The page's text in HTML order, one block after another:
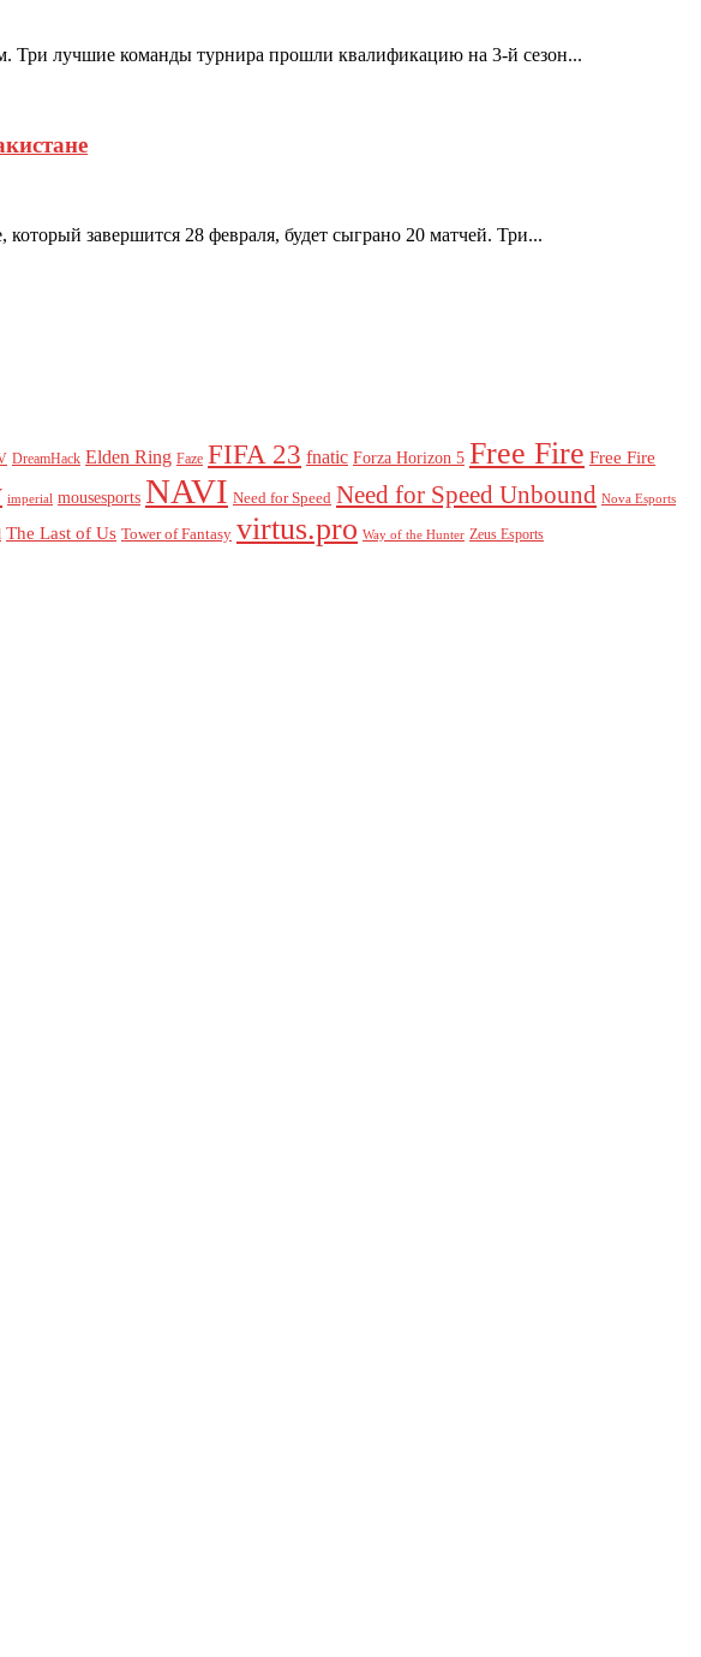
Три лучшие команды турнира прошли квалификацию на 3-й сезон...
завершится 28 февраля, будет сыграно 20 матчей. Три...
DreamHack Elden Ring Faze FIFA 23 fnatic Forza Horizon 5 Free Fire Free Fire
imperial mousesports NAVI Need for Speed Need for Speed ​​Unbound Nova Esports
The Last of Us Tower of Fantasy virtus.pro Way of the Hunter Zeus Esports